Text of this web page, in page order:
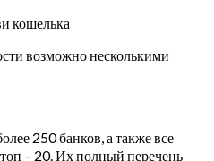
кошелька
возможно несколькими
250 банков, а также все
– 20. Их полный перечень